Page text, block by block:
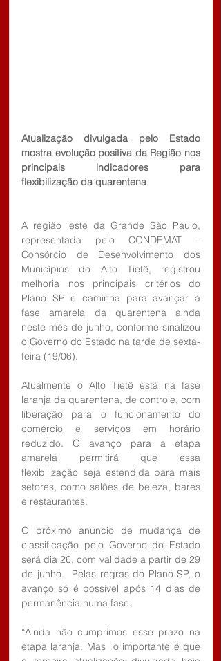
Atualização divulgada pelo Estado
mostra evolução positiva da Região nos
principais indicadores para
flexibilização da quarentena
A região leste da Grande São Paulo,
representada pelo CONDEMAT –
Consórcio de Desenvolvimento dos
Municípios do Alto Tietê, registrou
melhoria nos principais critérios do
Plano SP e caminha para avançar à
fase amarela da quarentena ainda
neste mês de junho, conforme sinalizou
o Governo do Estado na tarde de sexta-
feira (19/06).
Atualmente o Alto Tietê está na fase
laranja da quarentena, de controle, com
liberação para o funcionamento do
comércio e serviços em horário
reduzido. O avanço para a etapa
amarela permitirá que essa
flexibilização seja estendida para mais
setores, como salões de beleza, bares
e restaurantes.
O próximo anúncio de mudança de
classificação pelo Governo do Estado
será dia 26, com validade a partir de 29
de junho.  Pelas regras do Plano SP, o
avanço só é possível após 14 dias de
permanência numa fase.
“Ainda não cumprimos esse prazo na
etapa laranja. Mas  o importante é que